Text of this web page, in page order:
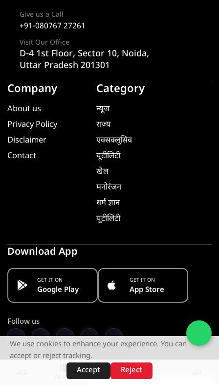
वेब स्टोरीज़
Give us a Call
+91-080767 27261
Visit Our Office
D-4 1st Floor, Sector 10, Noida,
Uttar Pradesh 201301
Company
About us
Privacy Policy
Disclaimer
Contact
Category
न्यूज
राज्य
एक्सक्लूसिव
यूटीलिटी
खेल
मनोरंजन
धर्म ज्ञान
यूटीलिटी
Download App
GET IT ON
Google Play
GET IT ON
App Store
Follow us
Stay Informed. Get Notified
We use cookies to enhance your experience. You can
accept or reject tracking.
Accept
Reject